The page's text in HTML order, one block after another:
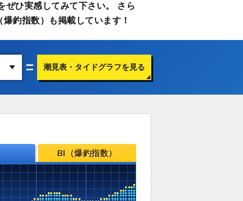
ぜひ実感してみて下さい。 さら
釣指数）も掲載しています！
潮見表・タイドグラフを見る
BI（爆釣指数）